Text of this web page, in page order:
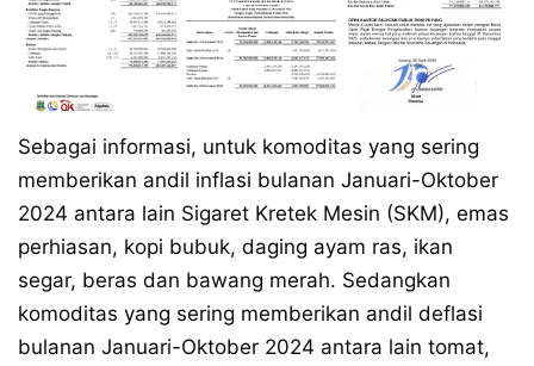
Sebagai informasi, untuk komoditas yang sering
memberikan andil inflasi bulanan Januari-Oktober
2024 antara lain Sigaret Kretek Mesin (SKM), emas
perhiasan, kopi bubuk, daging ayam ras, ikan
segar, beras dan bawang merah. Sedangkan
komoditas yang sering memberikan andil deflasi
bulanan Januari-Oktober 2024 antara lain tomat,